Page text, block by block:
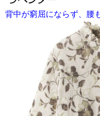
背中が窮屈にならず、腰